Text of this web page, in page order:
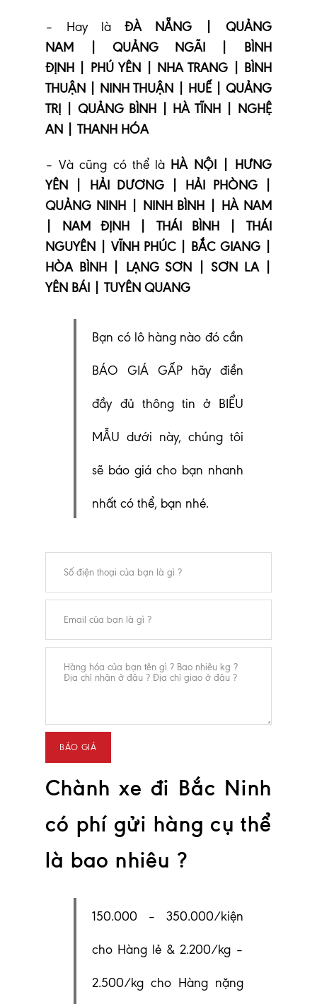
– Hay là ĐÀ NẴNG | QUẢNG
NAM | QUẢNG NGÃI | BÌNH
ĐỊNH | PHÚ YÊN | NHA TRANG | BÌNH
THUẬN | NINH THUẬN | HUẾ | QUẢNG
TRỊ | QUẢNG BÌNH | HÀ TĨNH | NGHỆ
AN | THANH HÓA
– Và cũng có thể là HÀ NỘI | HƯNG
YÊN | HẢI DƯƠNG | HẢI PHÒNG |
QUẢNG NINH | NINH BÌNH | HÀ NAM
| NAM ĐỊNH | THÁI BÌNH | THÁI
NGUYÊN | VĨNH PHÚC | BẮC GIANG |
HÒA BÌNH | LẠNG SƠN | SƠN LA |
YÊN BÁI | TUYÊN QUANG
Bạn có lô hàng nào đó cần
BÁO GIÁ GẤP hãy điền
đầy đủ thông tin ở BIỂU
MẪU dưới này, chúng tôi
sẽ báo giá cho bạn nhanh
nhất có thể, bạn nhé.
Chành xe đi Bắc Ninh
có phí gửi hàng cụ thể
là bao nhiêu ?
150.000 – 350.000/kiện
cho Hàng lẻ & 2.200/kg –
2.500/kg cho Hàng nặng